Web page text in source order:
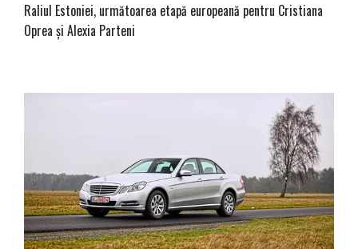
Raliul Estoniei, următoarea etapă europeană pentru Cristiana
Oprea și Alexia Parteni